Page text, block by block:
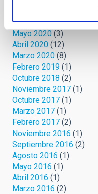
Junio 2020(3)
Mayo 2020 (3)
Abril 2020 (12)
Marzo 2020 (8)
Febrero 2019 (1)
Octubre 2018 (2)
Noviembre 2017 (1)
Octubre 2017 (1)
Marzo 2017 (1)
Febrero 2017 (2)
Noviembre 2016 (1)
Septiembre 2016 (2)
Agosto 2016 (1)
Mayo 2016 (1)
Abril 2016 (1)
Marzo 2016 (2)